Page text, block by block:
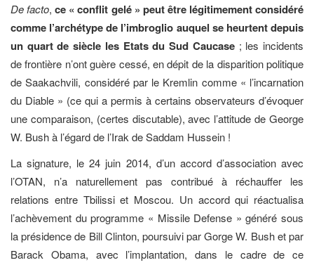
De facto,ce « conflit gelé » peut être légitimement considéré
comme l’archétype de l’imbroglio auquel se heurtent depuis
un quart de siècle les Etats du Sud Caucase; les incidents
de frontière n’ont guère cessé, en dépit de la disparition politique
de Saakachvili, considéré par le Kremlin comme « l’incarnation
du Diable » (ce qui a permis à certains observateurs d’évoquer
une comparaison, (certes discutable), avec l’attitude de George
W. Bush à l’égard de l’Irak de Saddam Hussein !
La signature, le 24 juin 2014, d’un accord d’association avec
l’OTAN, n’a naturellement pas contribué à réchauffer les
relations entre Tbilissi et Moscou. Un accord qui réactualisa
l’achèvement du programme « Missile Defense » généré sous
la présidence de Bill Clinton, poursuivi par Gorge W. Bush et par
Barack Obama, avec l’implantation, dans le cadre de ce